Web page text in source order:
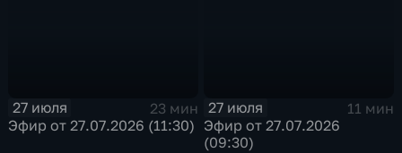
27 июля
23 мин
Эфир от 27.07.2026 (11:30)
27 июля
11 мин
Эфир от 27.07.2026
(09:30)